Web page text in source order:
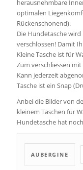
herausnehmbare
optimalen
Rückenschonend).
Die Hundetasche
verschlossen! Damit
Kleine Tasche ist für
Zum verschliessen
Kann jederzeit
Tasche ist ein Snap
Anbei die Bilder von
kleinem Täschen für
Hundetasche hat
AUBERGINE